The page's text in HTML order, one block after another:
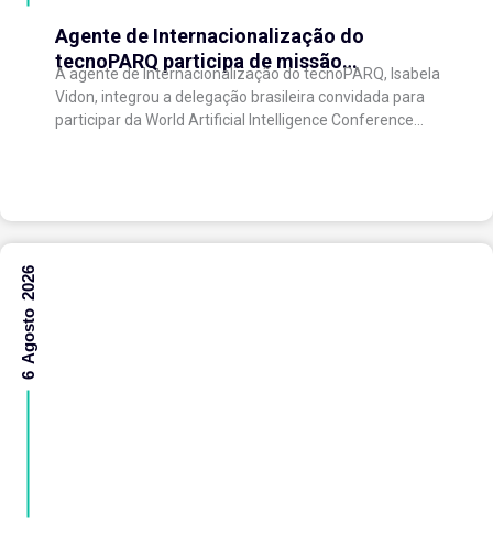
Agente de Internacionalização do
tecnoPARQ participa de missão
internacional na China e fortalece conexões
com o ecossistema de inovação
A agente de Internacionalização do tecnoPARQ, Isabela
Vidon, integrou a delegação brasileira convidada para
participar da World Artificial Intelligence Conference
6 Agosto 2026